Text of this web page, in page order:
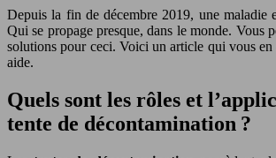
Depuis la fin de décembre 2019, une maladie
Qui se propage presque, dans le monde. Vous
solutions pour ceci. Voici un article qui vous
aide.
Quels sont les rôles et
tente de décontamination ?